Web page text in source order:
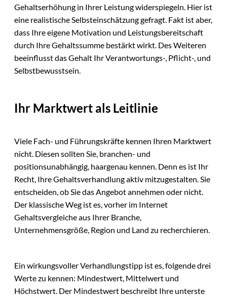
Gehaltserhöhung in Ihrer Leistung widerspiegeln. Hier ist
eine realistische Selbsteinschätzung gefragt. Fakt ist aber,
dass Ihre eigene Motivation und Leistungsbereitschaft
durch Ihre Gehaltssumme bestärkt wirkt. Des Weiteren
beeinflusst das Gehalt Ihr Verantwortungs-, Pflicht-, und
Selbstbewusstsein.
Ihr Marktwert als Leitlinie
Viele Fach- und Führungskräfte kennen Ihren Marktwert
nicht. Diesen sollten Sie, branchen- und
positionsunabhängig, haargenau kennen. Denn es ist Ihr
Recht, Ihre Gehaltsverhandlung aktiv mitzugestalten. Sie
entscheiden, ob Sie das Angebot annehmen oder nicht.
Der klassische Weg ist es, vorher im Internet
Gehaltsvergleiche aus Ihrer Branche,
Unternehmensgröße, Region und Land zu recherchieren.
Ein wirkungsvoller Verhandlungstipp ist es, folgende drei
Werte zu kennen: Mindestwert, Mittelwert und
Höchstwert. Der Mindestwert beschreibt Ihre unterste